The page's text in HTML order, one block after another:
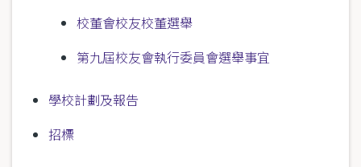
校董會校友校董選舉
第九屆校友會執行委員會選舉事宜
學校計劃及報告
招標